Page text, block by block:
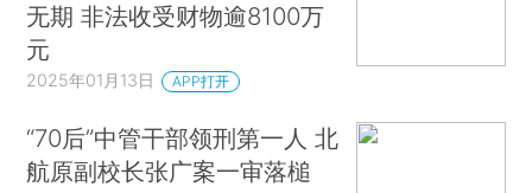
无期 非法收受财物逾8100万
元
2025年01月13日 APP打开
“70后”中管干部领刑第一人 北
航原副校长张广案一审落槌